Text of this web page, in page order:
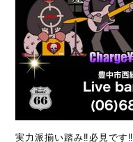
実力派揃い踏み‼️必見です‼️